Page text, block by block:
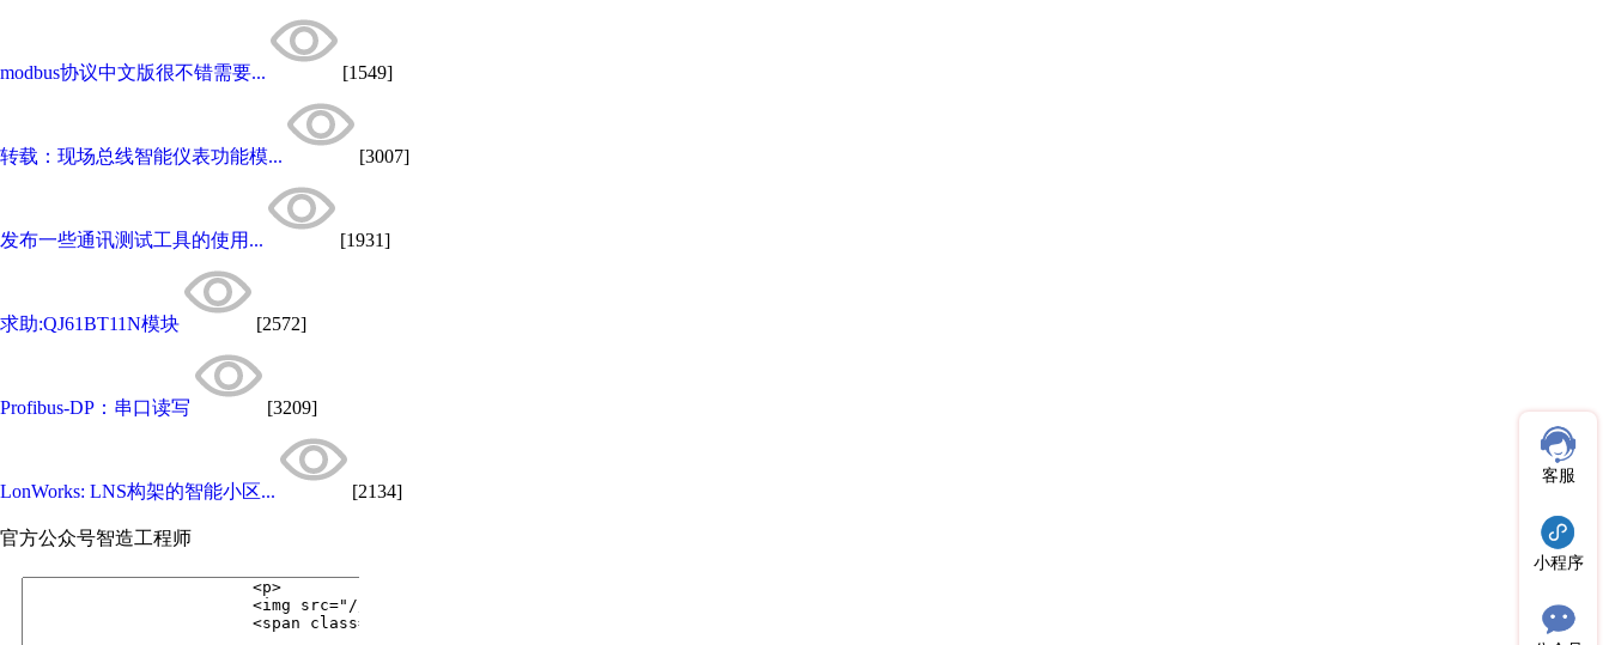
modbus协议中文版很不错需要... [1549]
转载：现场总线智能仪表功能模... [3007]
发布一些通讯测试工具的使用... [1931]
求助:QJ61BT11N模块 [2572]
Profibus-DP：串口读写 [3209]
LonWorks: LNS构架的智能小区... [2134]
官方公众号智造工程师
客服
小程序